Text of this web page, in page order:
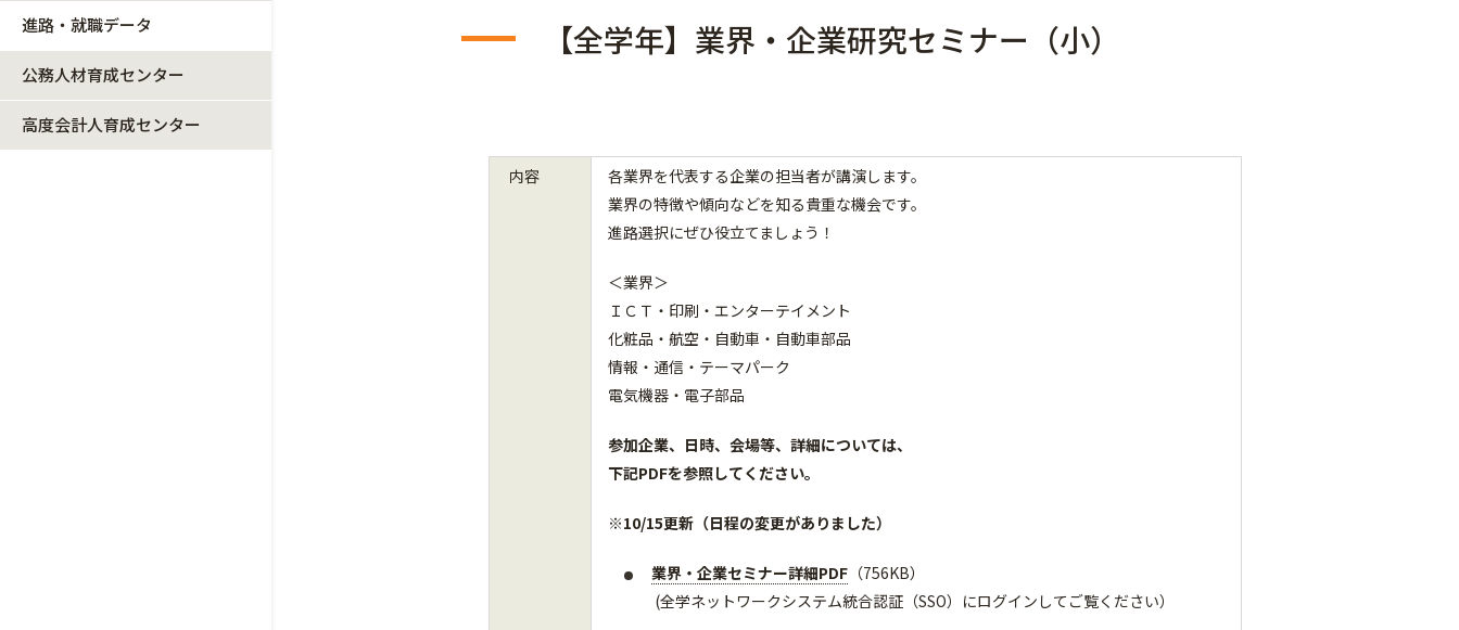
進路・就職データ
公務人材育成センター
高度会計人育成センター
【全学年】業界・企業研究セミナー（小）
内容
各業界を代表する企業の担当者が講演します。
業界の特徴や傾向などを知る貴重な機会です。
進路選択にぜひ役立てましょう！
＜業界＞
ＩＣＴ・印刷・エンターテイメント
化粧品・航空・自動車・自動車部品
情報・通信・テーマパーク
電気機器・電子部品
参加企業、日時、会場等、詳細については、
下記PDFを参照してください。
※10/15更新（日程の変更がありました）
業界・企業セミナー詳細PDF （756KB）
(全学ネットワークシステム統合認証（SSO）にログインしてご覧ください）